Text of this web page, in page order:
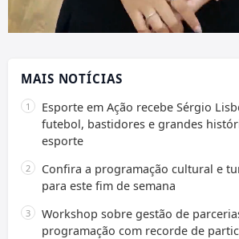
MAIS NOTÍCIAS
Esporte em Ação recebe Sérgio
futebol, bastidores e grandes
esporte
Confira a programação cultural e
para este fim de semana
Workshop sobre gestão de
programação com recorde de